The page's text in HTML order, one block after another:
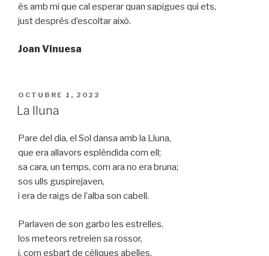
és amb mi que cal esperar quan sapigues qui ets,
just després d’escoltar això.
Joan Vinuesa
PUBLICAT
A
OCTUBRE 1, 2022
La lluna
Pare del dia, el Sol dansa amb la Lluna,
que era allavors esplèndida com ell;
sa cara, un temps, com ara no era bruna;
sos ulls guspirejaven,
i era de raigs de l’alba son cabell.
Parlaven de son garbo les estrelles.
los meteors retreien sa rossor,
i, com esbart de cèliques abelles,